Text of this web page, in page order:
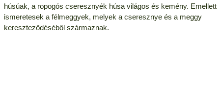
húsúak, a ropogós cseresznyék húsa világos és kemény. Emellett
ismeretesek a félmeggyek, melyek a cseresznye és a meggy
kereszteződéséből származnak.